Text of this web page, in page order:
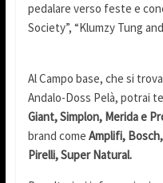
pedalare verso feste e
Society”, “Klumzy Tung
Al Campo base, che si
Andalo-Doss Pelà, potrai
Giant, Simplon, Merida e
brand come Amplifi,
Pirelli, Super Natural.